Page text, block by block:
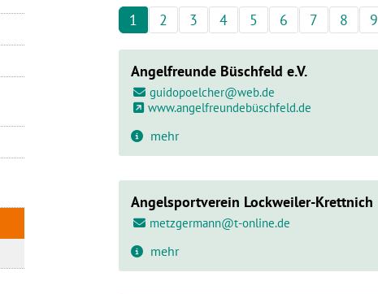
1 2 3 4 5 6 7 8 9
Angelfreunde Büschfeld e.V.
guidopoelcher@web.de
www.angelfreundebüschfeld.de
mehr
Angelsportverein Lockweiler-Krettnich
metzgermann@t-online.de
mehr